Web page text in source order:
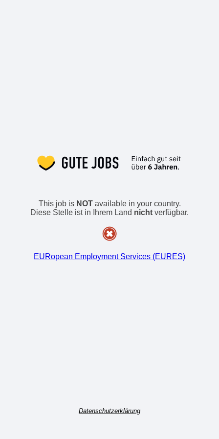
This job is NOTavailable in your country.
Diese Stelle ist in Ihrem Land nicht verfügbar.
EURopean Employment Services (EURES)
Datenschutzerklärung